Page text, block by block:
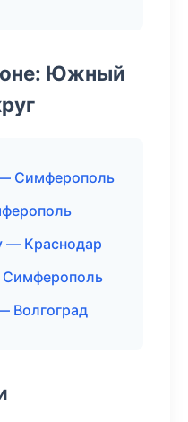
Южный
Симферополь
— Краснодар
Симферополь
Волгоград